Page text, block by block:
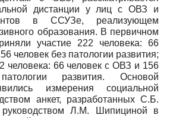
дистанции у лиц с ОВЗ и
в ССУЗе, реализующем
образования. В первичном
участие 222 человека: 66
человек без патологии развития;
человека: 66 человек с ОВЗ и 156
развития. Основой
измерения социальной
анкет, разработанных С.Б.
Л.М. Шипициной в